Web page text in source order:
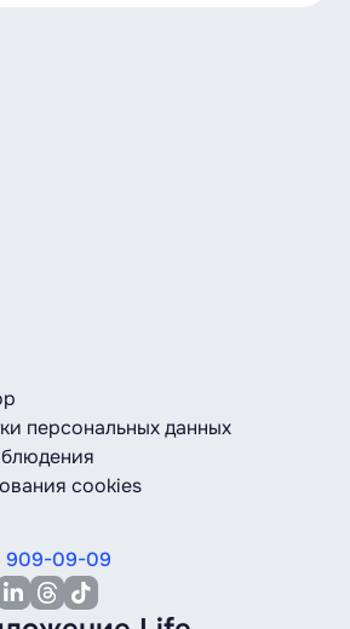
персональных данных
cookies
909-09-09